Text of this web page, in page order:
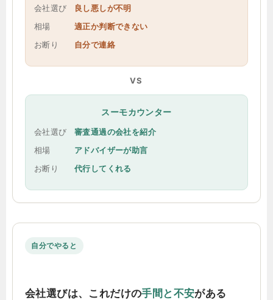
会社選び
良し悪しが不明
相場
適正か判断できない
お断り
自分で連絡
VS
スーモカウンター
会社選び
審査通過の会社を紹介
相場
アドバイザーが助言
お断り
代行してくれる
自分でやると
会社選びは、これだけの手間と不安がある